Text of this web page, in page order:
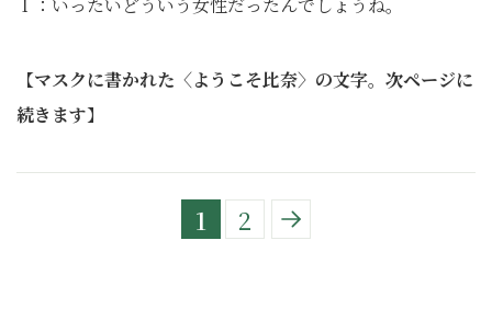
【マスクに書かれた〈ようこそ比奈〉の文字。次ページに
続きます】
1 2